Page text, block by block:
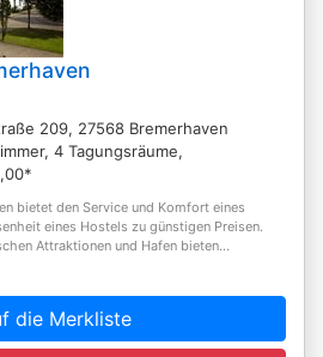
209, 27568 Bremerhaven
4 Tagungsräume,
bietet den Service und Komfort eines
eines Hostels zu günstigen Preisen.
Attraktionen und Hafen bieten...
die Merkliste